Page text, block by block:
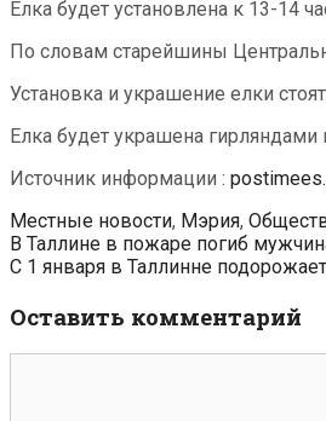
Елка будет установлена к 13-14
По словам старейшины
Установка и украшение елки
Елка будет украшена гирляндами
Источник информации :
Рубрики
Местные новости, Мэрия,
Навигация
по
В Таллине в пожаре погиб
С 1 января в Таллинне
Оставить комментарий